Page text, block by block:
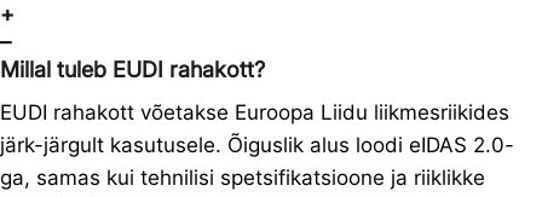
+
–
Millal tuleb EUDI rahakott?
EUDI rahakott võetakse Euroopa Liidu liikmesriikides
järk-järgult kasutusele. Õiguslik alus loodi eIDAS 2.0-
ga, samas kui tehnilisi spetsifikatsioone ja riiklikke